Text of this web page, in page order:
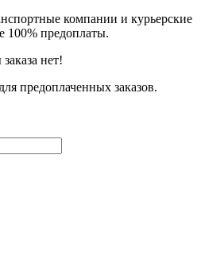
компании и курьерские
100% предоплаты.
нет!
предоплаченных заказов.